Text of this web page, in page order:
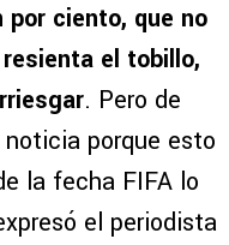
ciento, que no
el tobillo,
. Pero de
porque esto
la fecha FIFA lo
el periodista